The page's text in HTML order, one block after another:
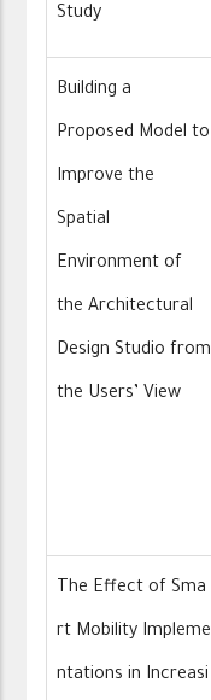
Study
Building a
Proposed Model to
Improve the
Spatial
Environment of
the Architectural
Design Studio from
the Users’ View
The Effect of Sma
rt Mobility Impleme
ntations in Increasi